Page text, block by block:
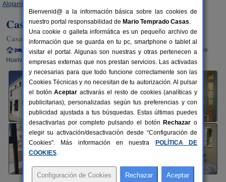
Alojamientos
Casa Tinoco
Casa Rural en Fuenteheridos (Huelva)
Alquiler completo y por habitaciones 22+5 plazas
108 km de
Huelva
Bienvenid@ a la información básica sobre las cookies de
nuestro portal responsabilidad de Mario Temprado Casas.
Una cookie o galleta informática es un pequeño archivo de
información que se guarda en tu pc, smartphone o tablet al
visitar el portal. Algunas son nuestras y otras pertenecen a
empresas externas que nos prestan servicios. Las activadas
y necesarias para que todo funcione correctamente son las
Cookies Técnicas y no necesitan de tu autorización. Al pulsar
el botónAceptar activarás el resto de cookies (analíticas y
publicitarias), personalizadas según tus preferencias y con
publicidad ajustada a tus búsquedas. Estas últimas puedes
desactivarlas por completo pulsando el botón Rechazar o
elegir su activación/desactivación desde “Configuración de
Cookies”. Más información en nuestra
POLÍTICA DE
COOKIES.